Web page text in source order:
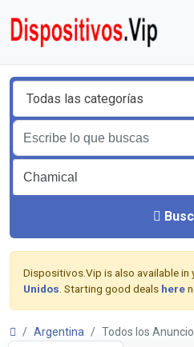
Todas las categorías
Dispositivos.Vip is also available in
Unidos . Starting good deals here
Argentina Todos los